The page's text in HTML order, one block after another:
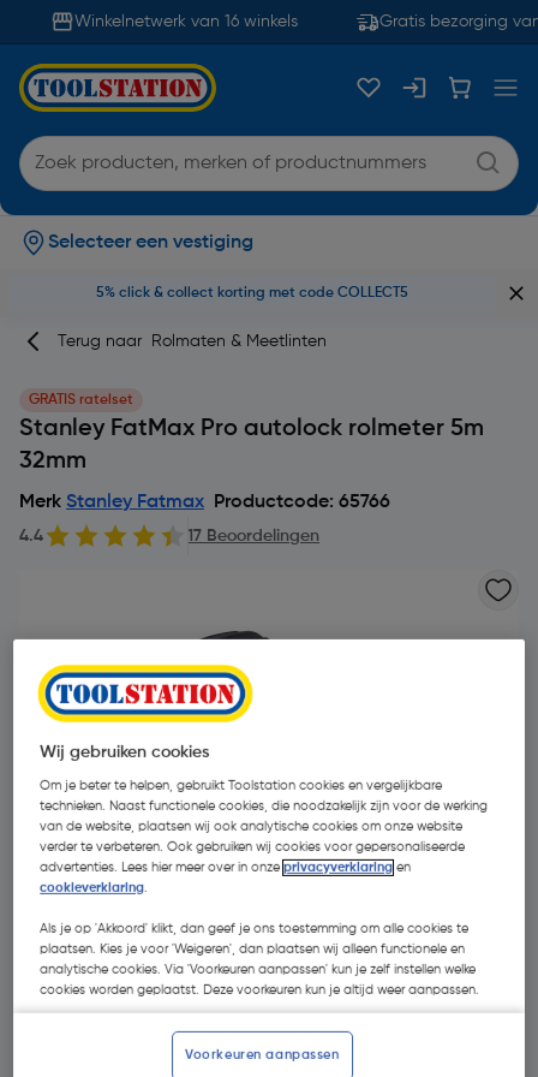
Winkelnetwerk van 16 winkels Gratis bezorging
Selecteer een vestiging
5% click & collect korting met code COLLECT5
Terug naar Rolmaten & Meetlinten
GRATIS ratelset
Stanley FatMax Pro autolock rolmeter 5m
32mm
Merk Stanley Fatmax Productcode: 65766
4.4 17 Beoordelingen
€ 39,98| Excl. btw € 33,04
Wij gebruiken cookies
Om je beter te helpen, gebruikt Toolstation cookies en vergelijkbare
technieken. Naast functionele cookies, die noodzakelijk zijn voor de werking
van de website, plaatsen wij ook analytische cookies om onze website
verder te verbeteren. Ook gebruiken wij cookies voor gepersonaliseerde
advertenties. Lees hier meer over in onzeprivacyverklaring en
cookieverklaring
Als je op 'Akkoord' klikt, dan geef je ons toestemming om alle cookies te
plaatsen. Kies je voor 'Weigeren', dan plaatsen wij alleen functionele en
analytische cookies. Via 'Voorkeuren aanpassen' kun je zelf instellen welke
cookies worden geplaatst. Deze voorkeuren kun je altijd weer aanpassen.
Voorkeuren aanpassen